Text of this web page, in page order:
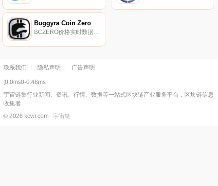
Buggyra Coin Zero
BCZERO价格实时数据Buggyra Coin Zero是一种ERC-20代币,用作国际卡车比赛活动、赞助和商品销售的支付平台.
联系我们 隐私声明 广告声明
[0:0ms0-0:48ms
宇宙链集行业新闻、资讯、行情、数据等一站式区块链产业服务平台，区块链信息
收集者
© 2026 kcwr.com 宇宙链